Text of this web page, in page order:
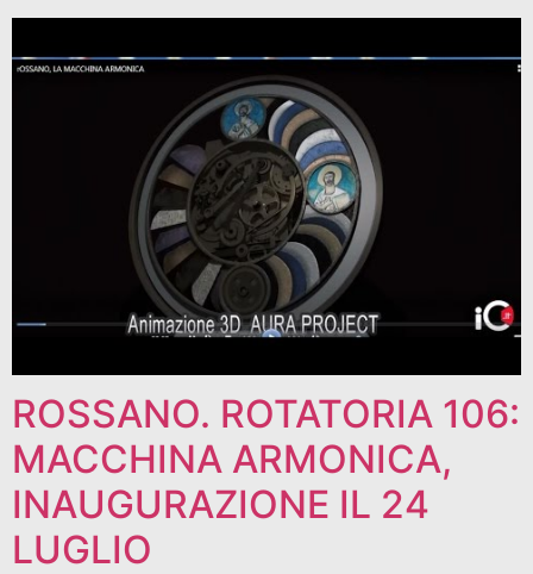
ROSSANO. ROTATORIA 106:
MACCHINA ARMONICA,
INAUGURAZIONE IL 24
LUGLIO